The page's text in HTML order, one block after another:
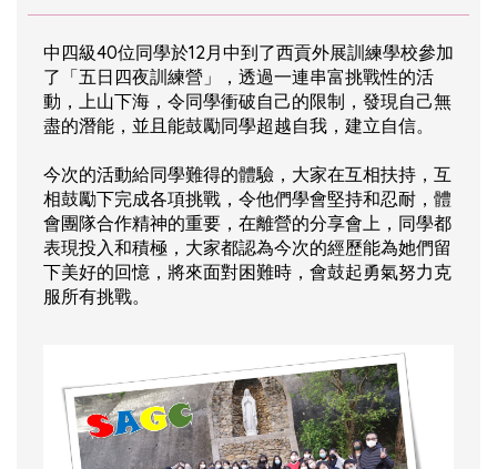
中四級40位同學於12月中到了西貢外展訓練學校參加
了「五日四夜訓練營」，透過一連串富挑戰性的活
動，上山下海，令同學衝破自己的限制，發現自己無
盡的潛能，並且能鼓勵同學超越自我，建立自信。
今次的活動給同學難得的體驗，大家在互相扶持，互
相鼓勵下完成各項挑戰，令他們學會堅持和忍耐，體
會團隊合作精神的重要，在離營的分享會上，同學都
表現投入和積極，大家都認為今次的經歷能為她們留
下美好的回憶，將來面對困難時，會鼓起勇氣努力克
服所有挑戰。